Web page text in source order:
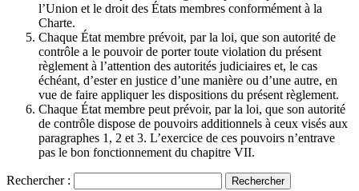
l’Union et le droit des États membres conformément à la
Charte.
Chaque État membre prévoit, par la loi, que son autorité de
contrôle a le pouvoir de porter toute violation du présent
règlement à l’attention des autorités judiciaires et, le cas
échéant, d’ester en justice d’une manière ou d’une autre, en
vue de faire appliquer les dispositions du présent règlement.
Chaque État membre peut prévoir, par la loi, que son autorité
de contrôle dispose de pouvoirs additionnels à ceux visés aux
paragraphes 1, 2 et 3. L’exercice de ces pouvoirs n’entrave
pas le bon fonctionnement du chapitre VII.
Rechercher :